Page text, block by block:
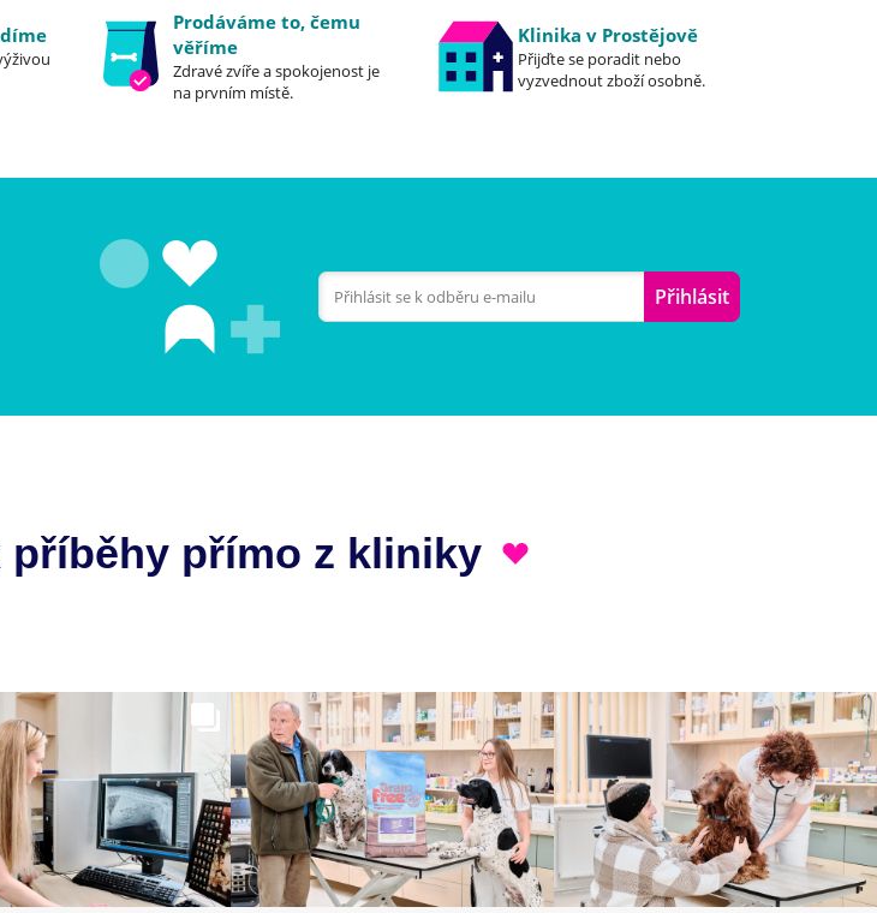
Prodáváme to, čemu
věříme
Zdravé zvíře a spokojenost je
na prvním místě.
Klinika v Prostějově
Přijďte se poradit nebo
vyzvednout zboží osobně.
Přihlásit
příběhy přímo z kliniky